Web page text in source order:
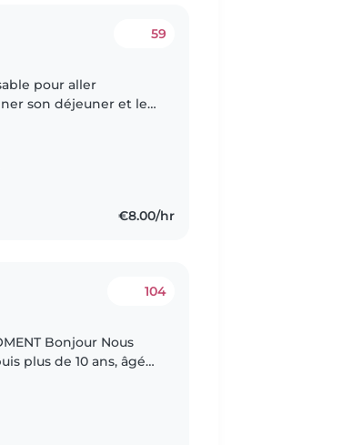
59
pour aller
son déjeuner et le
€8.00/hr
104
Nous
plus de 10 ans, âgés